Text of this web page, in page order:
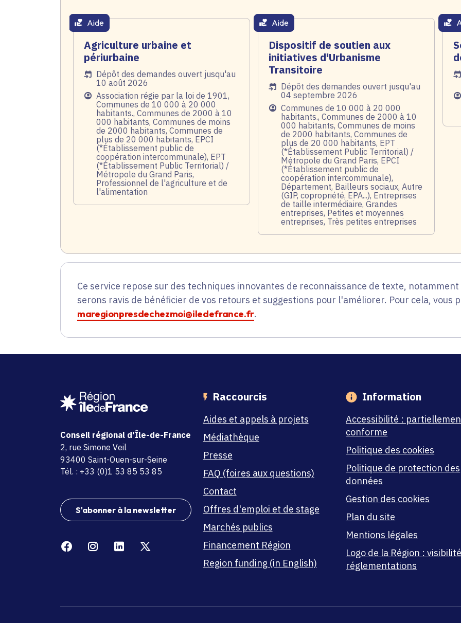
thématique active
Aide
Agriculture urbaine et
périurbaine
Date de l'arrêté
Dépôt des demandes ouvert jusqu'au
10 août 2026
PublicAssociation régie par la loi de 1901,
Communes de 10 000 à 20 000
habitants., Communes de 2000 à 10
000 habitants, Communes de moins
de 2000 habitants, Communes de
plus de 20 000 habitants, EPCI
(*Établissement public de
coopération intercommunale), EPT
(*Établissement Public Territorial) /
Métropole du Grand Paris,
Professionnel de l'agriculture et de
l'alimentation
thématique active
Aide
Dispositif de soutien aux
initiatives d'Urbanisme
Transitoire
Date de l'arrêté
Dépôt des demandes ouvert jusqu'au
04 septembre 2026
PublicCommunes de 10 000 à 20 000
habitants., Communes de 2000 à 10
000 habitants, Communes de moins
de 2000 habitants, Communes de
plus de 20 000 habitants, EPT
(*Établissement Public Territorial) /
Métropole du Grand Paris, EPCI
(*Établissement public de
coopération intercommunale),
Département, Bailleurs sociaux, Autre
(GIP, copropriété, EPA...), Entreprises
de taille intermédiaire, Grandes
entreprises, Petites et moyennes
entreprises, Très petites entreprises
Ce service repose sur des techniques innovantes de reconnaissance de texte,
serons ravis de bénéficier de vos retours et suggestions pour l'améliorer. Pour cela, vous
maregionpresdechezmoi@iledefrance.fr.
Conseil régional d'Île-de-France
adresse
2, rue Simone Veil
code postal et commune
93400 Saint-Ouen-sur-Seine
Tél. : +33 (0)1 53 85 53 85
S'abonner à la newsletter
FacebookInstagramLinkedin
Raccourcis
Aides et appels à projets
Médiathèque
Presse
FAQ (foires aux questions)
Contact
Offres d'emploi et de stage
Marchés publics
Financement Région
Region funding (in English)
Information
Accessibilité :
conforme
Politique des cookies
Politique de protection des
données
Gestion des cookies
Plan du site
Mentions légales
Logo de la Région :
réglementations